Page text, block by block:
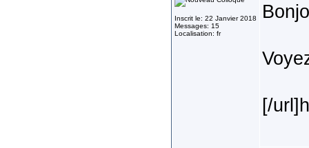
Inscrit le: 22 Janvier 2018
Messages: 15
Localisation: fr
[/